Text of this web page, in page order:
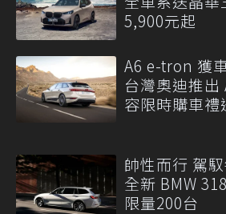
5,900元起
A6 e-tron 獲
台灣奧迪推
容限時購車禮
帥性而行 駕
全新 BMW
限量200台